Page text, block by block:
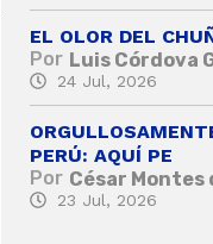
EL OLOR DEL
Por Luis Córdova
24 Jul, 2026
PERÚ: AQUÍ PE
Por César Montes
23 Jul, 2026